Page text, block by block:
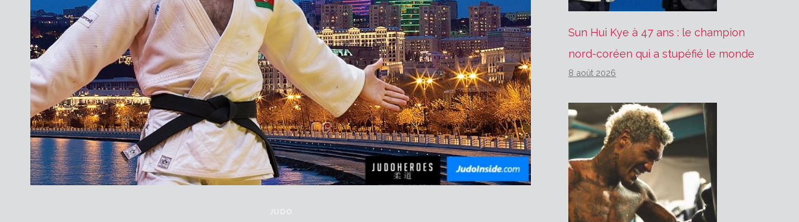
JUDO
Sun Hui Kye à 47 ans : le champion
nord-coréen qui a stupéfié le monde
8 août 2026